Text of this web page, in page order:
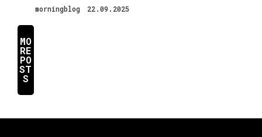
morningblog 22.09.2025
MO
RE
PO
ST
S